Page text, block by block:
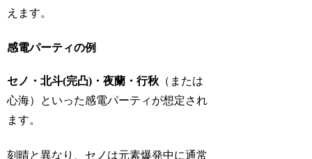
えます。
感電パーティの例
セノ・北斗(完凸)・夜蘭・行秋 （または
心海）といった感電パーティが想定され
ます。
刻晴と異なり、セノは元素爆発中に通常